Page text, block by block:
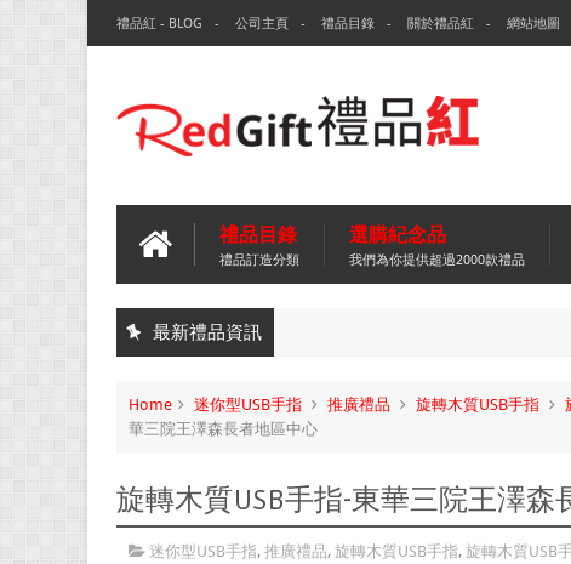
禮品紅 - BLOG 公司主頁 禮品目錄 關於禮品紅 網站地圖
禮品目錄
禮品訂造分類
選購紀念品
我們為你提供超過2000款禮品
最新禮品資訊
Home 迷你型USB手指 推廣禮品 旋轉木質USB手指
華三院王澤森長者地區中心
旋轉木質USB手指-東華三院王澤森
迷你型USB手指, 推廣禮品, 旋轉木質USB手指, 旋轉木質USB